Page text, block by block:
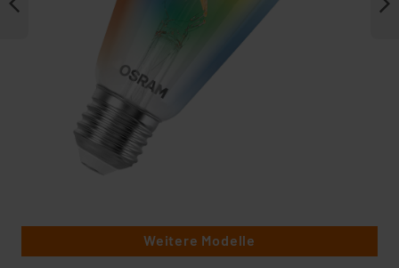
Weitere Modelle